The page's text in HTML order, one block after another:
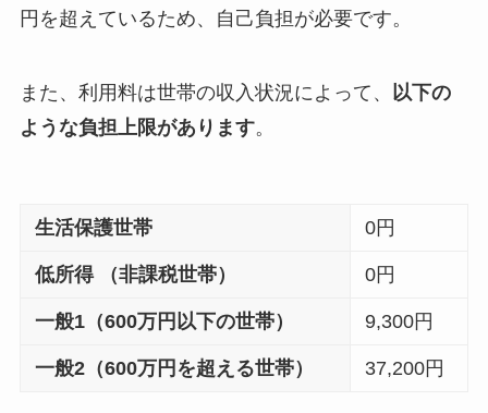
円を超えているため、自己負担が必要です。
また、利用料は世帯の収入状況によって、 以下の
ような負担上限があります。
生活保護世帯 0円
低所得 （非課税世帯） 0円
一般1（600万円以下の世帯） 9,300円
一般2（600万円を超える世帯） 37,200円